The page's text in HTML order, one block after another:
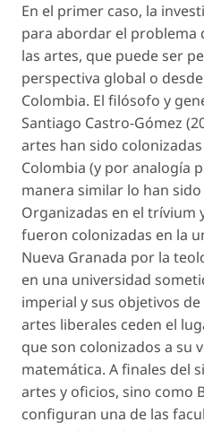
En el primer caso, la
para abordar el problema
las artes, que puede ser
perspectiva global o
Colombia. El filósofo y
Santiago Castro-Gómez
artes han sido
Colombia (y por analogía
manera similar lo han
Organizadas en el trívium
fueron colonizadas en la
Nueva Granada por la
en una universidad
imperial y sus objetivos
artes liberales ceden el
que son colonizados a su
matemática. A finales del
artes y oficios, sino como
configuran una de las